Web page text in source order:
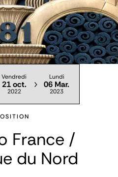
Vendredi
21 oct.
2022
Lundi
06 Mar.
2023
France /
du Nord